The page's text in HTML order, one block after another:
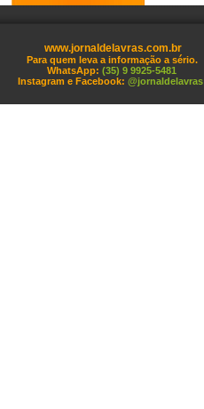
www.jornaldelavras.com.br
Para quem leva a informação a sério.
WhatsApp: (35) 9 9925-5481
Instagram e Facebook: @jornaldelavras